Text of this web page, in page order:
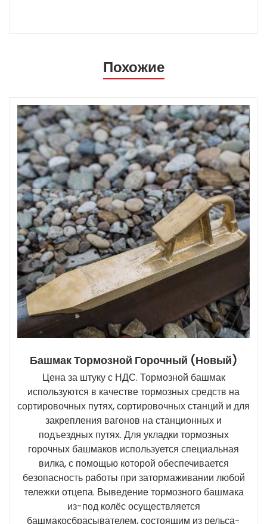
Похожие
Башмак Тормозной Горочный (новый)
Цена за штуку с НДС. Тормозной башмак
используются в качестве тормозных средств на
сортировочных путях, сортировочных станций и для
закрепления вагонов на станционных и
подъездных путях. Для укладки тормозных
горочных башмаков используется специальная
вилка, с помощью которой обеспечивается
безопасность работы при затормаживании любой
тележки отцепа. Выведение тормозного башмака
из-под колёс осуществляется
башмакосбрасывателем, состоящим из рельса-